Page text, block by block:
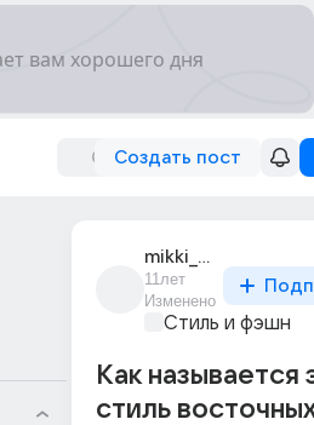
Создать пост
mikki_maus_778
11лет
Изменено
Стиль и фэшн
Как называется
стиль